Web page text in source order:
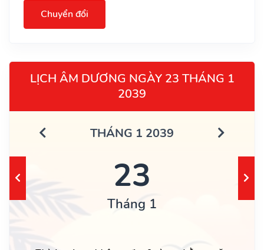
Chuyển đổi
LỊCH ÂM DƯƠNG NGÀY 23 THÁNG 1
2039
THÁNG 1 2039
23
Tháng 1